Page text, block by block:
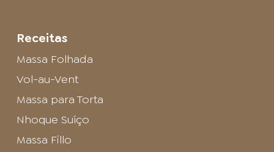
Receitas
Massa Folhada
Vol-au-Vent
Massa para Torta
Nhoque Suíço
Massa Fillo